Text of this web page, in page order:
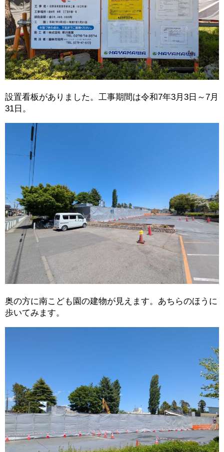
設置看板がありました。工事期間は令和7年3月3日～7月
31日。
奥の方に南こども園の建物が見えます。あちらのほうに
歩いてみます。